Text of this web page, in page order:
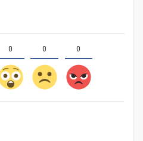
0 0 0